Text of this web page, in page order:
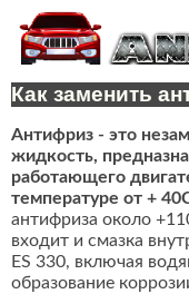
Как заменить
Антифриз - это
жидкость,
работающего
температуре от +
антифриза около
входит и смазка
ES 330, включая
образование